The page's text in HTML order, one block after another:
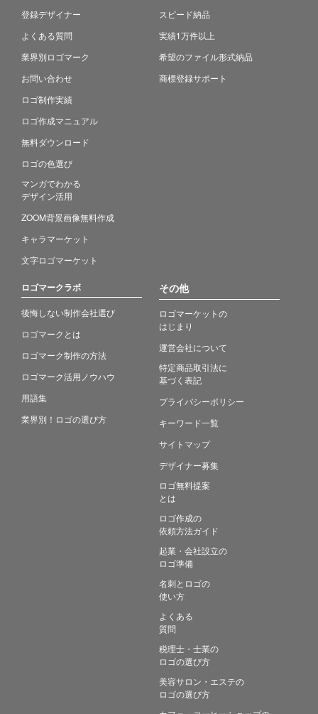
登録デザイナー
よくある質問
業界別ロゴマーク
お問い合わせ
ロゴ制作実績
ロゴ作成マニュアル
無料ダウンロード
ロゴの色選び
マンガでわかる
デザイン活用
ZOOM背景画像無料作成
キャラマーケット
文字ロゴマーケット
スピード納品
実績1万件以上
希望のファイル形式納品
商標登録サポート
ロゴマークラボ
後悔しない制作会社選び
ロゴマークとは
ロゴマーク制作の方法
ロゴマーク活用ノウハウ
用語集
業界別！ロゴの選び方
その他
ロゴマーケットの
はじまり
運営会社について
特定商品取引法に
基づく表記
プライバシーポリシー
キーワード一覧
サイトマップ
デザイナー募集
ロゴ無料提案
とは
ロゴ作成の
依頼方法ガイド
起業・会社設立の
ロゴ準備
名刺とロゴの
使い方
よくある
質問
税理士・士業の
ロゴの選び方
美容サロン・エステの
ロゴの選び方